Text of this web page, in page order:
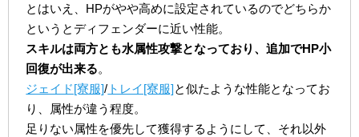
とはいえ、HPがやや高めに設定されているのでどちらか
というとディフェンダーに近い性能。
スキルは両方とも水属性攻撃となっており、追加でHP小
回復が出来る。
ジェイド[寮服]/ トレイ[寮服]と似たような性能となってお
り、属性が違う程度。
足りない属性を優先して獲得するようにして、それ以外